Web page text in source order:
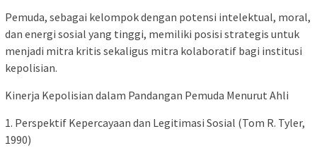
Pemuda, sebagai kelompok dengan potensi intelektual, moral,
dan energi sosial yang tinggi, memiliki posisi strategis untuk
menjadi mitra kritis sekaligus mitra kolaboratif bagi institusi
kepolisian.
Kinerja Kepolisian dalam Pandangan Pemuda Menurut Ahli
1. Perspektif Kepercayaan dan Legitimasi Sosial (Tom R. Tyler,
1990)